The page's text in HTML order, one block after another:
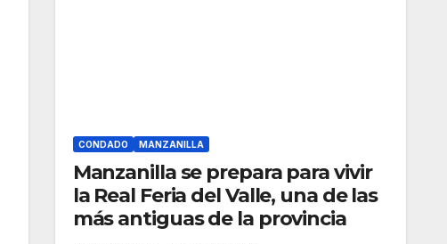
CONDADO MANZANILLA
Manzanilla se prepara para vivir
la Real Feria del Valle, una de las
más antiguas de la provincia